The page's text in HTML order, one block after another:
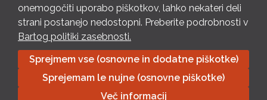
Pošlji e-mail
Izpolni kontaktni obrazec
Bartog d.o.o. Trebnje | ID: SI79128718 | IBAN: SI56 1010 0003
8174 248, Banka Intesa Sanpaolo d.d.| Predsednik Uprave:
Ivan Šantorić | Predsednik Nadzornega odbora: Ilija Tokić |
onemogočiti uporabo piškotkov, lahko nekateri deli
strani postanejo nedostopni. Preberite podrobnosti v
Bartog politiki zasebnosti.
Sprejmem vse (osnovne in dodatne piškotke)
Sprejemam le nujne (osnovne piškotke)
Več informacij